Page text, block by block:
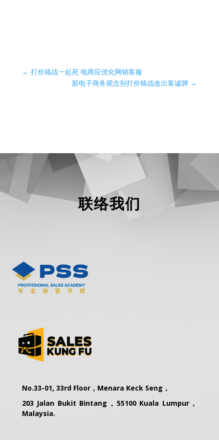
← 打价格战一起死 电商应优化网销客服
新电子商务观念别打价格战改出客诚牌 →
联络我们
No.33-01, 33rd Floor，Menara Keck Seng，
203 Jalan Bukit Bintang，55100 Kuala Lumpur，
Malaysia.